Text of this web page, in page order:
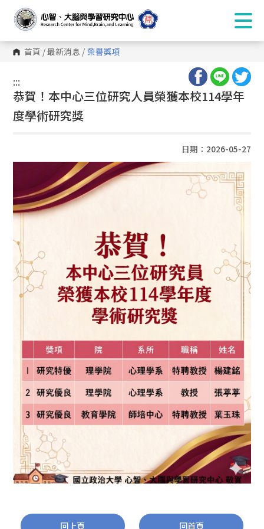
首頁 /最新消息 / 榮譽獎項
:::
:::
恭賀！本中心三位研究人員榮獲本校114學年
度學術研究獎
日期：2026-05-27
回上頁 回首頁